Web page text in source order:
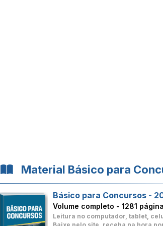
Material Básico para
Básico para Concursos -
Volume completo - 1281
Leitura no computador, tablet,